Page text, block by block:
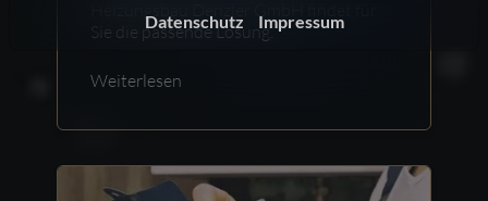
Sie die passende Lösung.
Weiterlesen
Datenschutz Impressum